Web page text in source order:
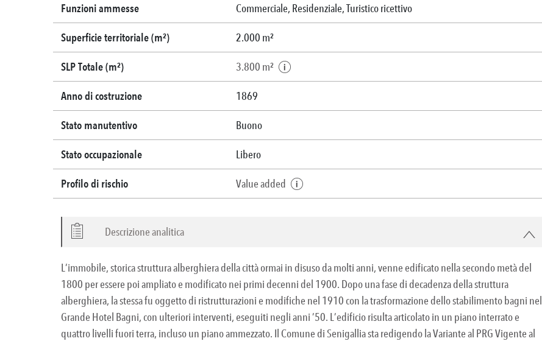
Funzioni ammesse Commerciale, Residenziale, Turistico ricettivo
Superficie territoriale (m²) 2.000 m²
SLP Totale (m²) 3.800 m²
Anno di costruzione 1869
Stato manutentivo Buono
Stato occupazionale Libero
Profilo di rischio Value added
Descrizione analitica
L’immobile, storica struttura alberghiera della città ormai in disuso da molti anni, venne edificato nella secondo metà del
1800 per essere poi ampliato e modificato nei primi decenni del 1900. Dopo una fase di decadenza della struttura
alberghiera, la stessa fu oggetto di ristrutturazioni e modifiche nel 1910 con la trasformazione dello stabilimento bagni nel
Grande Hotel Bagni, con ulteriori interventi, eseguiti negli anni ’50. L’edificio risulta articolato in un piano interrato e
quattro livelli fuori terra, incluso un piano ammezzato. Il Comune di Senigallia sta redigendo la Variante al PRG Vigente al